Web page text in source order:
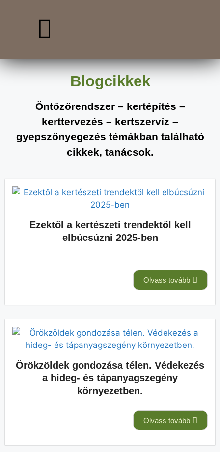
Blogcikkek
Öntözőrendszer – kertépítés –
kerttervezés – kertszervíz –
gyepszőnyegezés témákban található
cikkek, tanácsok.
Ezektől a kertészeti trendektől kell
elbúcsúzni 2025-ben
Olvass tovább
Örökzöldek gondozása télen. Védekezés
a hideg- és tápanyagszegény
környezetben.
Olvass tovább